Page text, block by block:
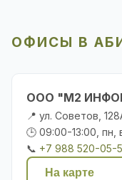
ОФИСЫ В
ООО "М2
📍 ул. Советов,
🕒 09:00-13:00, пн,
📞 +7 988 520-05-
На карте